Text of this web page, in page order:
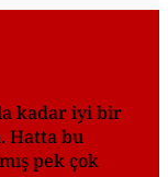
kadar iyi bir
Hatta bu
pek çok